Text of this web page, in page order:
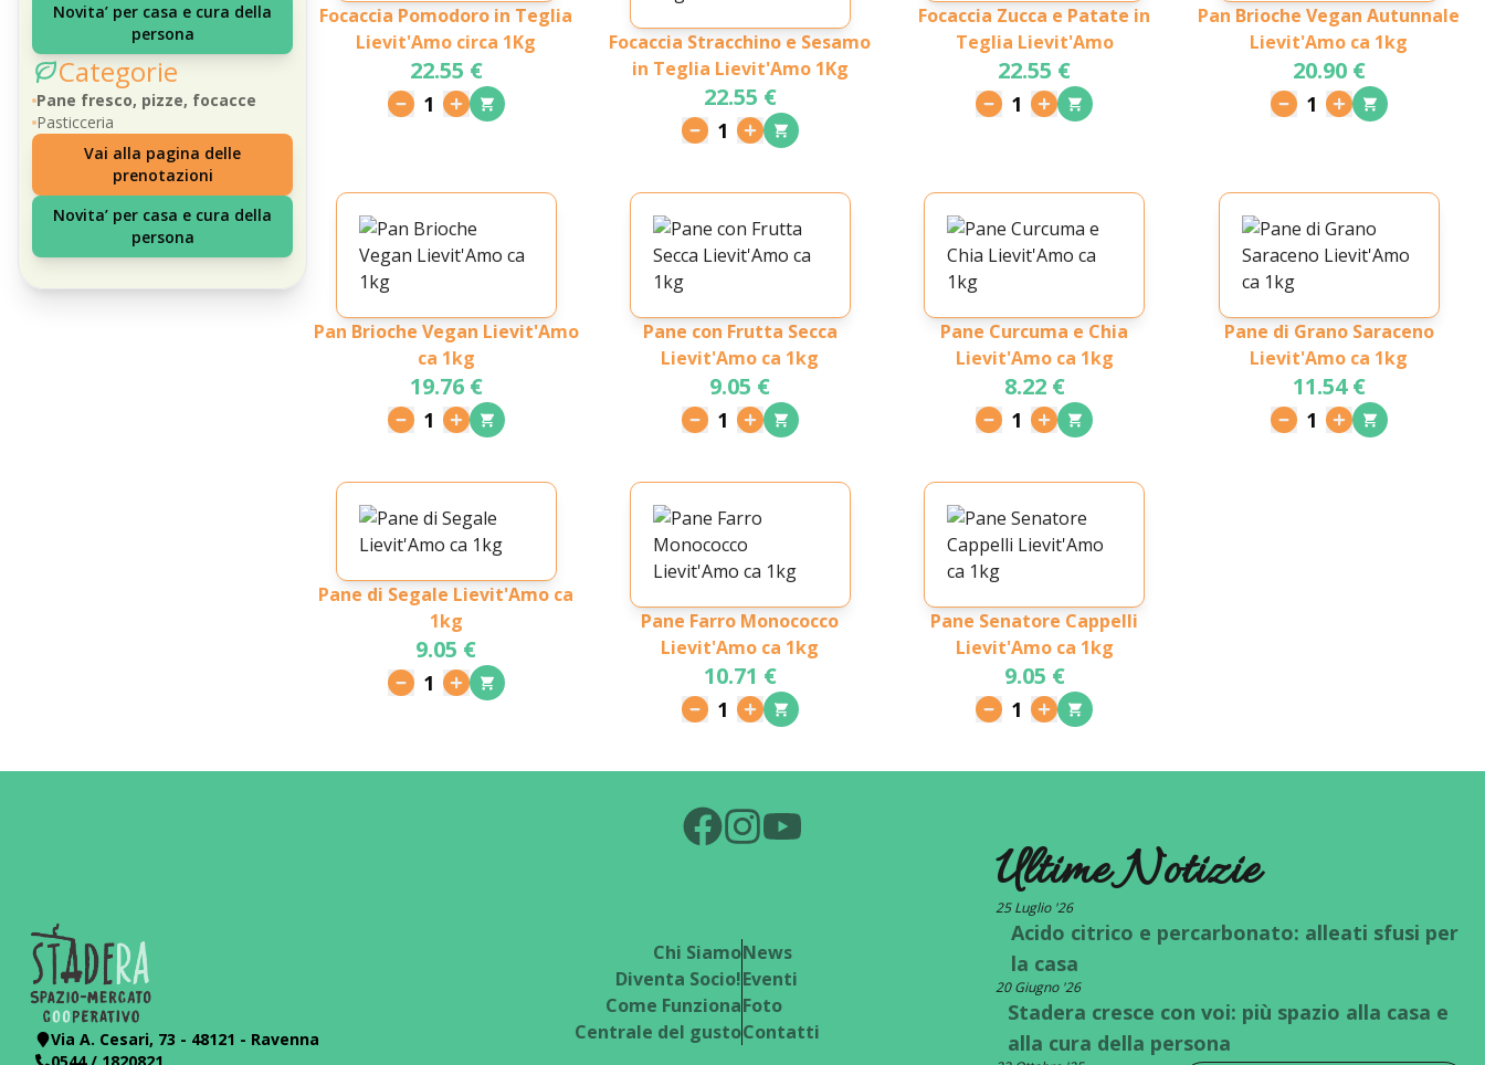
Novita’ per casa e cura della
persona
Categorie
Pane fresco, pizze, focacce
Pasticceria
Vai alla pagina delle
prenotazioni
Novita’ per casa e cura della
persona
Focaccia Pomodoro in Teglia
Lievit'Amo circa 1Kg
22.55 €
1
Focaccia Stracchino e Sesamo
in Teglia Lievit'Amo 1Kg
22.55 €
1
Focaccia Zucca e Patate in
Teglia Lievit'Amo
22.55 €
1
Pan Brioche Vegan Autunnale
Lievit'Amo ca 1kg
20.90 €
1
Pan Brioche Vegan Lievit'Amo
ca 1kg
19.76 €
1
Pane con Frutta Secca
Lievit'Amo ca 1kg
9.05 €
1
Pane Curcuma e Chia
Lievit'Amo ca 1kg
8.22 €
1
Pane di Grano Saraceno
Lievit'Amo ca 1kg
11.54 €
1
Pane di Segale Lievit'Amo ca
1kg
9.05 €
1
Pane Farro Monococco
Lievit'Amo ca 1kg
10.71 €
1
Pane Senatore Cappelli
Lievit'Amo ca 1kg
9.05 €
1
Via A. Cesari, 73 - 48121 - Ravenna
0544 / 1820821
Chi Siamo
Diventa Socio!
Come Funziona
Centrale del gusto
News
Eventi
Foto
Contatti
Ultime Notizie
25 Luglio '26
Acido citrico e percarbonato: alleati sfusi per
la casa
20 Giugno '26
Stadera cresce con voi: più spazio alla casa e
alla cura della persona